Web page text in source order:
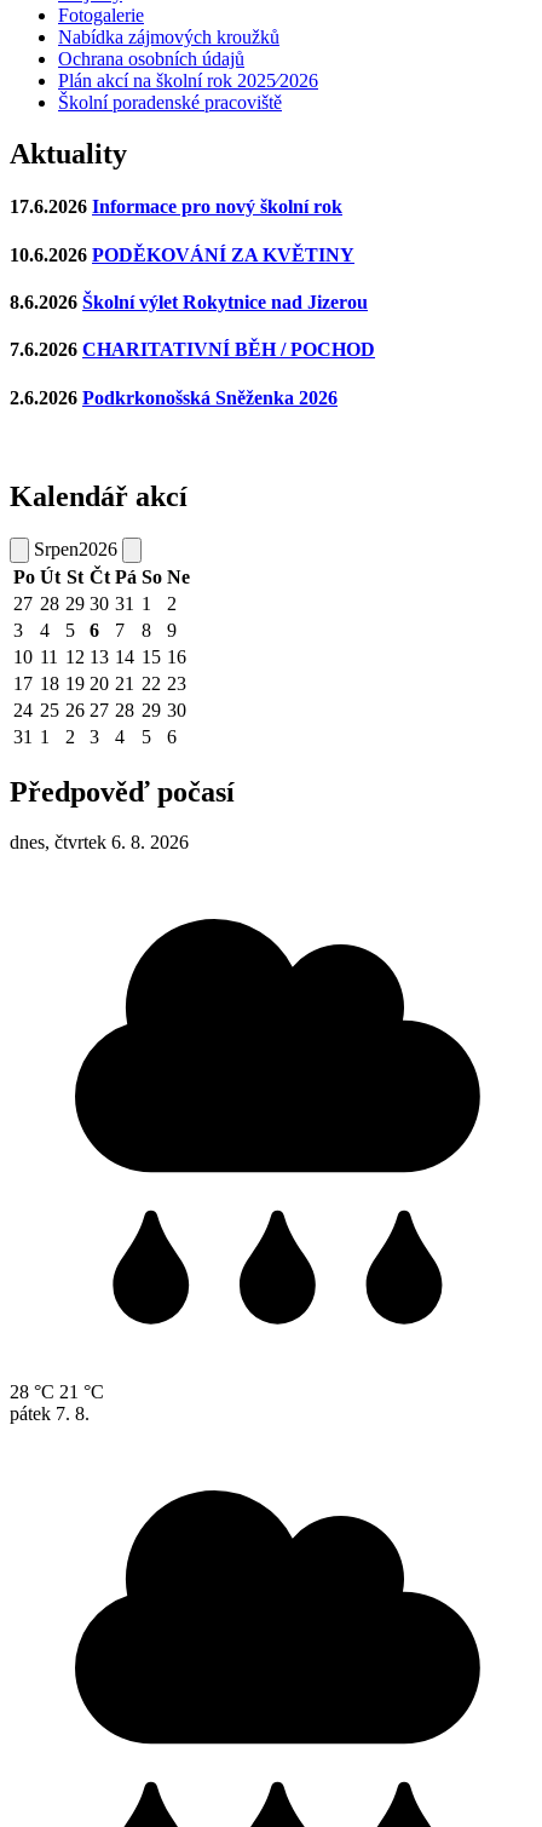
Fotogalerie
Nabídka zájmových kroužků
Ochrana osobních údajů
Plán akcí na školní rok 2025⁄2026
Školní poradenské pracoviště
Aktuality
17.6.2026 Informace pro nový školní rok
10.6.2026 PODĚKOVÁNÍ ZA KVĚTINY
8.6.2026 Školní výlet Rokytnice nad Jizerou
7.6.2026 CHARITATIVNÍ BĚH / POCHOD
2.6.2026 Podkrkonošská Sněženka 2026
Kalendář akcí
Srpen2026
Po Út St Čt Pá So Ne
27 28 29 30 31 1
2
3
4 5 6 7 8
9
10 11 12 13 14 15 16
17 18 19 20 21 22 23
24 25 26 27 28 29 30
31 1 2 3 4 5 6
Předpověď počasí
dnes, čtvrtek 6. 8. 2026
28 °C 21 °C
pátek 7. 8.